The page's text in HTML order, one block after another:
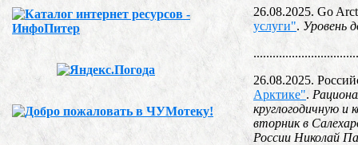
26.08.2025. Go
услуги". Уровень
26.08.2025.
Арктике".
круглогодичную
вторник в
России Николай